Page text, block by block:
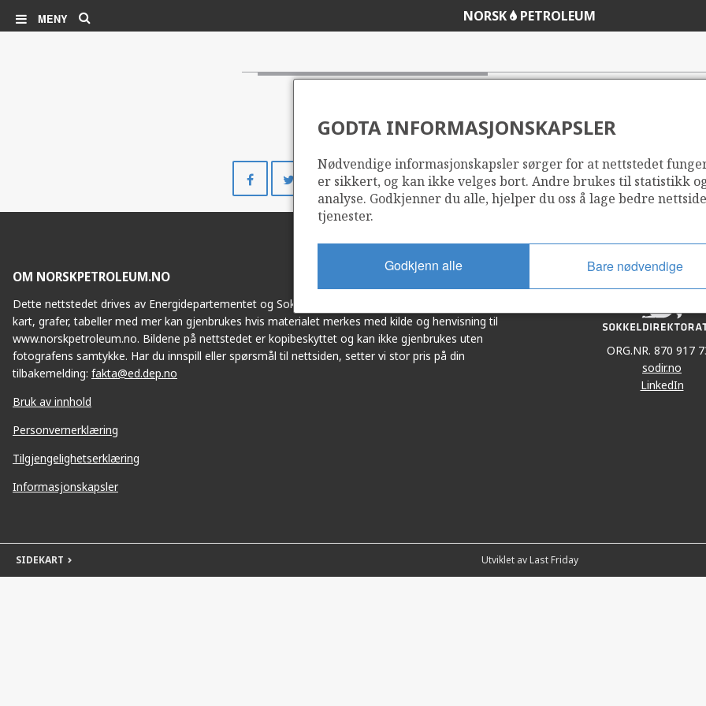
MENY NORSK PETROLEUM
på
Facebook
Del
på
Twitter
Del
på
LinkedIn
Del
i
e-
GODTA INFORMASJONSKAPSLER
Nødvendige informasjonskapsler sørger for at nettstedet
er sikkert, og kan ikke velges bort. Andre brukes til statistikk
analyse. Godkjenner du alle, hjelper du oss å lage bedre
tjenester.
Godkjenn alle Bare nødvendige
OM NORSKPETROLEUM.NO
Dette nettstedet drives av Energidepartementet og Sokkeldirektoratet i samarbeid. Illustrasjoner,
kart, grafer, tabeller med mer kan gjenbrukes hvis materialet merkes med kilde og henvisning til
www.norskpetroleum.no. Bildene på nettstedet er kopibeskyttet og kan ikke gjenbrukes uten
fotografens samtykke. Har du innspill eller spørsmål til nettsiden, setter vi stor pris på din
tilbakemelding: fakta@ed.dep.no
Bruk av innhold
Personvernerklæring
Tilgjengelighetserklæring
Informasjonskapsler
ORG.NR. 870 917
sodir.no
LinkedIn
SIDEKART Utviklet av Last Friday